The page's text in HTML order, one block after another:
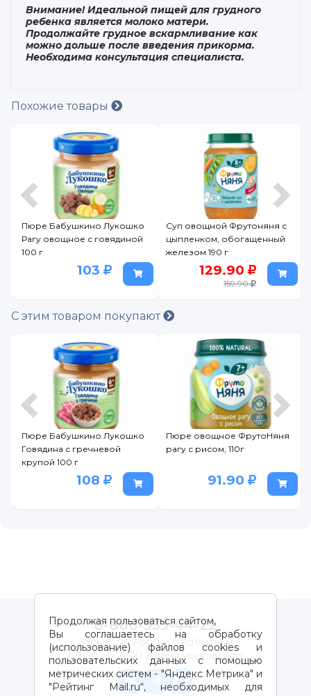
Внимание! Идеальной пищей для грудного
ребенка является молоко матери.
Продолжайте грудное вскармливание как
можно дольше после введения прикорма.
Необходима консультация специалиста.
Похожие товары
Суп овощной Фрутоняня с
цыпленком, обогащенный
железом 190 г
129.90
Пюре ФрутоНяня Булгур с
индейкой 190 г
129.90
159.90
С этим товаром покупают
Пюре овощное ФрутоНяня
рагу с рисом, 110г
91.90
Пюре овощное ФрутоНяня
рагу с гречкой, 110г
91.90
Продолжая пользоваться сайтом,
Вы соглашаетесь на обработку
(использование) файлов cookies и
пользовательских данных с помощью
метрических систем - "Яндекс Метрика" и
"Рейтинг Mail.ru“, необходимых для
8-800-333-44-22
Звонок по России бесплатный
с 9:00 до 21:00 (время московское)